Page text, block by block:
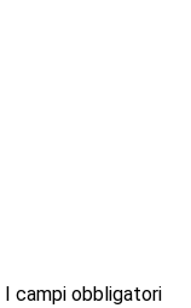
I campi obbligatori